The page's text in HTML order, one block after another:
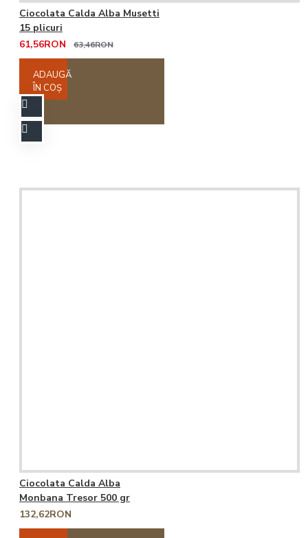
Ciocolata Calda Alba Musetti
15 plicuri
61,56RON
63,46RON
ADAUGĂ
ÎN COŞ
Ciocolata Calda Alba
Monbana Tresor 500 gr
132,62RON